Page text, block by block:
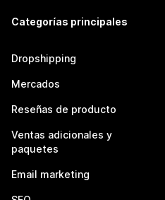
Categorías principales
Dropshipping
Mercados
Reseñas de producto
Ventas adicionales y
paquetes
Email marketing